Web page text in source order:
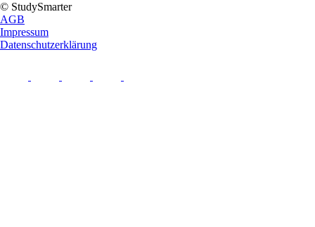
© StudySmarter
AGB
Impressum
Datenschutzerklärung